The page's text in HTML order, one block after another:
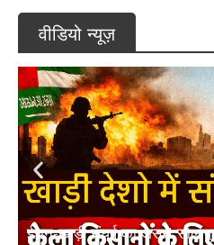
वीडियो न्यूज़
ईरान-खाड़ी संघर्ष का असर!